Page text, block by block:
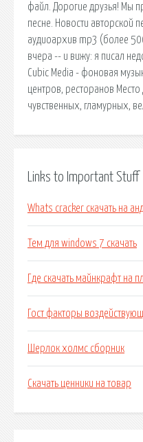
файл. Дорогие друзья! Мы
песне. Новости авторской
аудиоархив mp3 (более
вчера -- и вижу: я писал
Cubic Media - фоновая
центров, ресторанов
чувственных, гламурных,
Links to Important Stuff
Whats cracker скачать на
Тем для windows 7 скачать
Где скачать майнкрафт на
Гост факторы
Шерлок холмс сборник
Скачать ценники на товар